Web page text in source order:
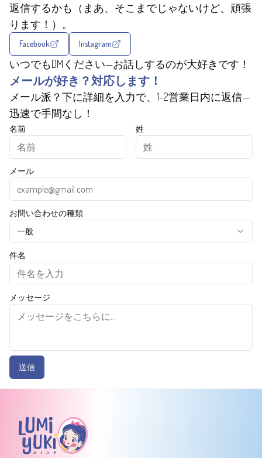
返信するかも（まあ、そこまでじゃないけど、頑張
ります！）。
Facebook Instagram
いつでもDMください—お話しするのが大好きです！
メールが好き？対応します！
メール派？下に詳細を入力で、1-2営業日内に返信—
迅速で手間なし！
名前 姓
メール
お問い合わせの種類
一般
件名
メッセージ
送信